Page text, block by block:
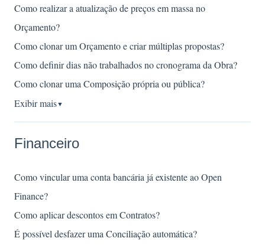
Como realizar a atualização de preços em massa no
Orçamento?
Como clonar um Orçamento e criar múltiplas propostas?
Como definir dias não trabalhados no cronograma da Obra?
Como clonar uma Composição própria ou pública?
Exibir mais▼
Financeiro
Como vincular uma conta bancária já existente ao Open
Finance?
Como aplicar descontos em Contratos?
É possível desfazer uma Conciliação automática?